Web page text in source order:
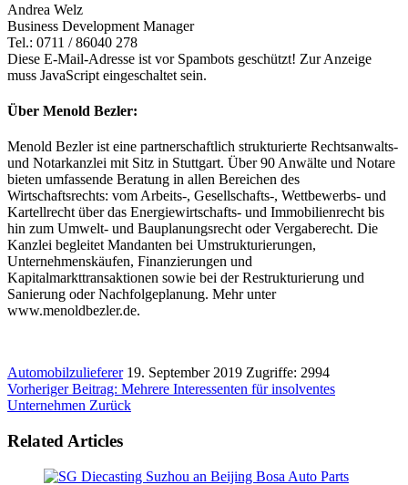
Andrea Welz
Business Development Manager
Tel.: 0711 / 86040 278
Diese E-Mail-Adresse ist vor Spambots geschützt! Zur Anzeige
muss JavaScript eingeschaltet sein.
Über Menold Bezler:
Menold Bezler ist eine partnerschaftlich strukturierte Rechtsanwalts-
und Notarkanzlei mit Sitz in Stuttgart. Über 90 Anwälte und Notare
bieten umfassende Beratung in allen Bereichen des
Wirtschaftsrechts: vom Arbeits-, Gesellschafts-, Wettbewerbs- und
Kartellrecht über das Energiewirtschafts- und Immobilienrecht bis
hin zum Umwelt- und Bauplanungsrecht oder Vergaberecht. Die
Kanzlei begleitet Mandanten bei Umstrukturierungen,
Unternehmenskäufen, Finanzierungen und
Kapitalmarkttransaktionen sowie bei der Restrukturierung und
Sanierung oder Nachfolgeplanung. Mehr unter
www.menoldbezler.de.
Automobilzulieferer 19. September 2019 Zugriffe: 2994
Vorheriger Beitrag: Mehrere Interessenten für insolventes
Unternehmen Zurück
Related Articles